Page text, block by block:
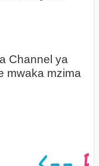
Channel ya
mwaka mzima